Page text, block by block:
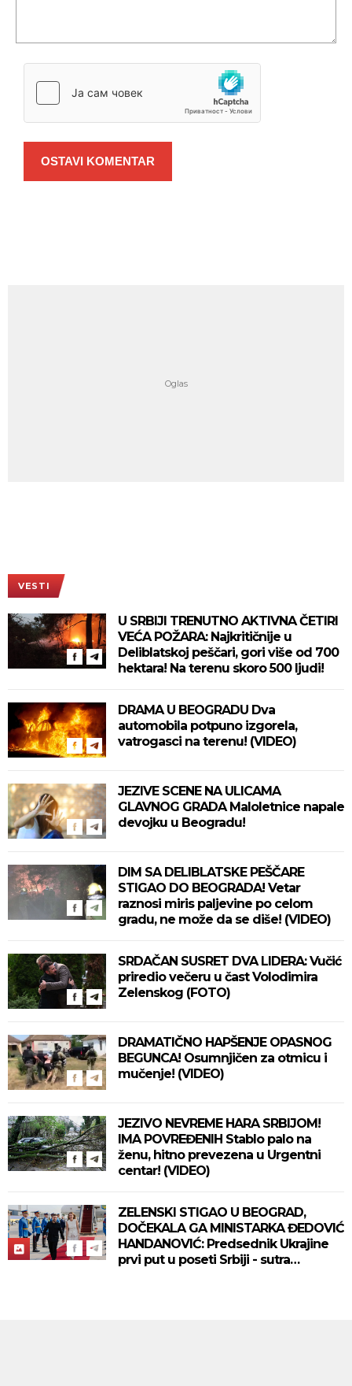
OSTAVI KOMENTAR
VESTI
U SRBIJI TRENUTNO AKTIVNA ČETIRI
VEĆA POŽARA: Najkritičnije u
Deliblatskoj peščari, gori više od 700
hektara! Na terenu skoro 500 ljudi!
DRAMA U BEOGRADU Dva
automobila potpuno izgorela,
vatrogasci na terenu! (VIDEO)
JEZIVE SCENE NA ULICAMA
GLAVNOG GRADA Maloletnice napale
devojku u Beogradu!
DIM SA DELIBLATSKE PEŠČARE
STIGAO DO BEOGRADA! Vetar
raznosi miris paljevine po celom
gradu, ne može da se diše! (VIDEO)
SRDAČAN SUSRET DVA LIDERA: Vučić
priredio večeru u čast Volodimira
Zelenskog (FOTO)
DRAMATIČNO HAPŠENJE OPASNOG
BEGUNCA! Osumnjičen za otmicu i
mučenje! (VIDEO)
JEZIVO NEVREME HARA SRBIJOM!
IMA POVREĐENIH Stablo palo na
ženu, hitno prevezena u Urgentni
centar! (VIDEO)
ZELENSKI STIGAO U BEOGRAD,
DOČEKALA GA MINISTARKA ĐEDOVIĆ
HANDANOVIĆ: Predsednik Ukrajine
prvi put u poseti Srbiji - sutra